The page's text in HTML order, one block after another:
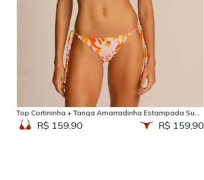
Adicionar na sacola
Top Cortininha + Tanga Amarradinha Estampada Sun
KissedR$ 159,90 R$ 159,90